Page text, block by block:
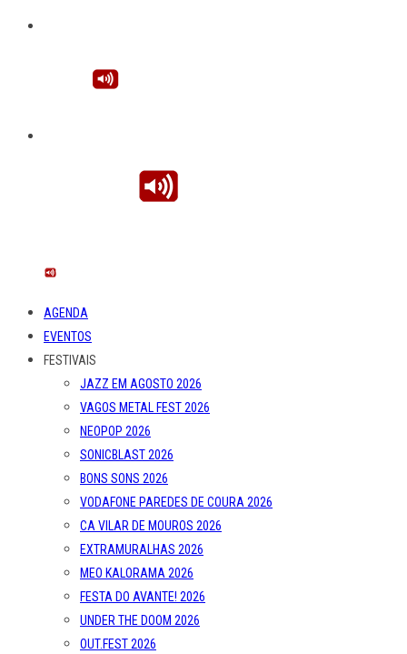
AGENDA
EVENTOS
FESTIVAIS
JAZZ EM AGOSTO 2026
VAGOS METAL FEST 2026
NEOPOP 2026
SONICBLAST 2026
BONS SONS 2026
VODAFONE PAREDES DE COURA 2026
CA VILAR DE MOUROS 2026
EXTRAMURALHAS 2026
MEO KALORAMA 2026
FESTA DO AVANTE! 2026
UNDER THE DOOM 2026
OUT.FEST 2026